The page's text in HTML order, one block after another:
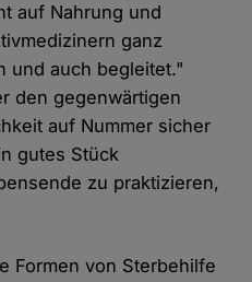
auf Nahrung und
ganz
und auch begleitet."
den gegenwärtigen
auf Nummer sicher
gutes Stück
zu praktizieren,
Formen von Sterbehilfe